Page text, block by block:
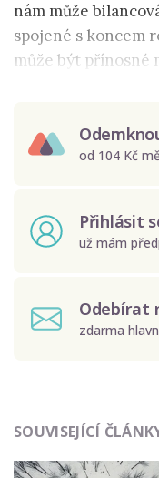
nám může
spojené s koncem
může být přínosné
od 104 Kč
Přihlásit
už mám
Odebírat
zdarma
údajů.
SOUVISEJÍCÍ